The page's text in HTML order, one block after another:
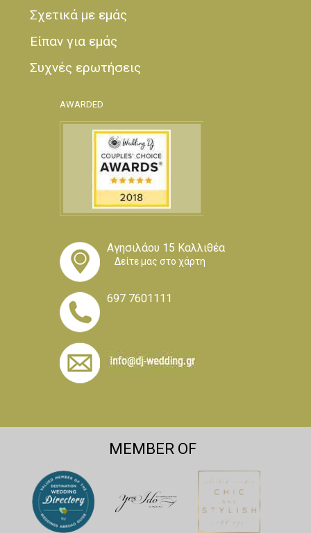
Σχετικά με εμάς
Είπαν για εμάς
Συχνές ερωτήσεις
AWARDED
Αγησιλάου 15 Καλλιθέα
Δείτε μας στο χάρτη
697 7601111
MEMBER OF